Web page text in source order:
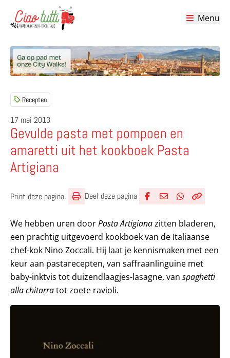
Menu
Recepten
17 mei 2013
Gevulde pasta met pompoen en
amaretti uit het kookboek Pasta
Artigiana
Print deze pagina Deel deze pagina
We hebben uren doorPasta Artigianazitten bladeren,
een prachtig uitgevoerd kookboek van de Italiaanse
chef-kok Nino Zoccali. Hij laat je kennismaken met een
keur aan pastarecepten, van saffraanlinguine met
baby-inktvis tot duizendlaagjes-lasagne, van spaghetti
alla chitarratot zoete ravioli.